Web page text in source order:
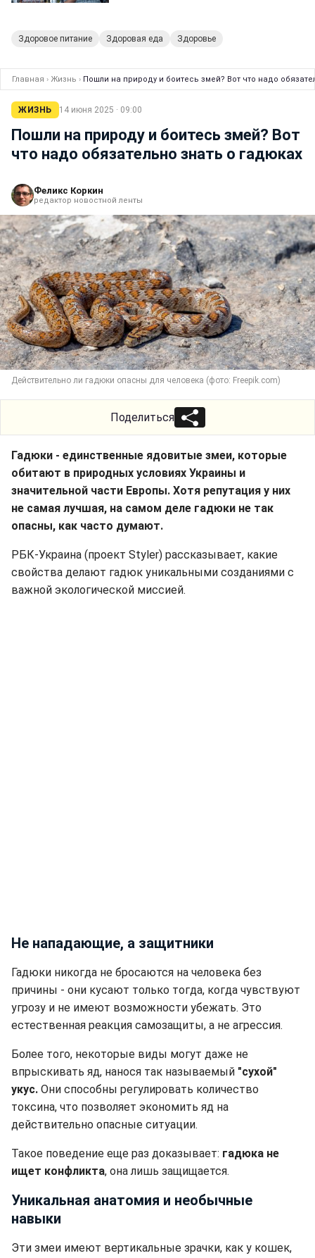
Здоровое питание Здоровая еда Здоровье
Главная › Жизнь › Пошли на природу и боитесь змей? Вот что надо
ЖИЗНЬ 14 июня 2025 · 09:00
Пошли на природу и боитесь змей? Вот
что надо обязательно знать о гадюках
Феликс Коркин
редактор новостной ленты
Действительно ли гадюки опасны для человека (фото: Freepik.com)
Поделиться
Гадюки - единственные ядовитые змеи, которые
обитают в природных условиях Украины и
значительной части Европы. Хотя репутация у них
не самая лучшая, на самом деле гадюки не так
опасны, как часто думают.
РБК-Украина (проект Styler) рассказывает, какие
свойства делают гадюк уникальными созданиями с
важной экологической миссией.
Не нападающие, а защитники
Гадюки никогда не бросаются на человека без
причины - они кусают только тогда, когда чувствуют
угрозу и не имеют возможности убежать. Это
естественная реакция самозащиты, а не агрессия.
Более того, некоторые виды могут даже не
впрыскивать яд, нанося так называемый "сухой"
укус. Они способны регулировать количество
токсина, что позволяет экономить яд на
действительно опасные ситуации.
Такое поведение еще раз доказывает: гадюка не
ищет конфликта, она лишь защищается.
Уникальная анатомия и необычные
навыки
Эти змеи имеют вертикальные зрачки, как у кошек,